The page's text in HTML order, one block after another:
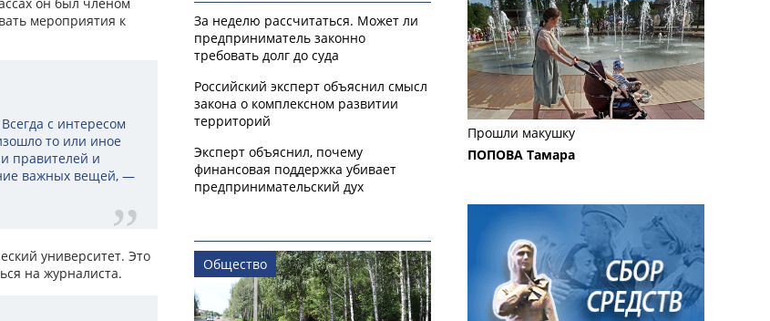
мероприятия к
с интересом
то или иное
правителей и
важных вещей, —
университет. Это
на журналиста.
За неделю рассчитаться. Может ли
предприниматель законно
требовать долг до суда
Российский эксперт объяснил смысл
закона о комплексном развитии
территорий
Эксперт объяснил, почему
финансовая поддержка убивает
предпринимательский дух
Общество
Прошли макушку
ПОПОВА Тамара